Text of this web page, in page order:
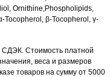
Ornithine,Phospholipids,
Tocopherol, β-Tocopherol, γ-
СДЭК. Стоимость платной
веса и размеров
товаров на сумму от 5000